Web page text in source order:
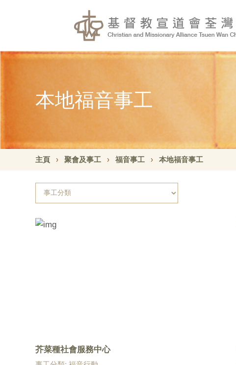
本地福音事工
主頁 聚會及事工 福音事工 本地福音事工
芥菜種社會服務中心